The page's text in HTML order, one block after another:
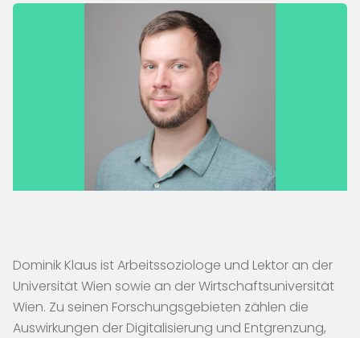
Dominik Klaus ist Arbeitssoziologe und Lektor an der
Universität Wien sowie an der Wirtschaftsuniversität
Wien. Zu seinen Forschungsgebieten zählen die
Auswirkungen der Digitalisierung und Entgrenzung,